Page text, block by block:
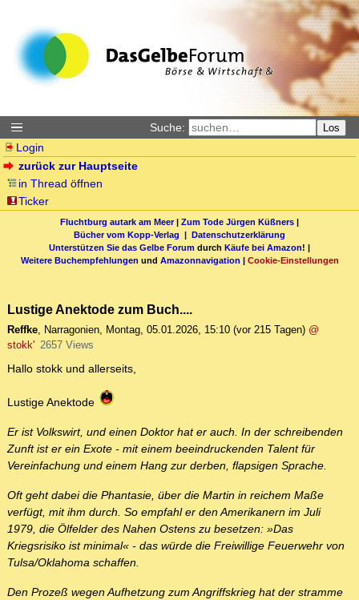
Suche: Los
Login
zurück zur Hauptseite
in Thread öffnen
Ticker
Fluchtburg autark am Meer| Zum Tode Jürgen Küßners |
Bücher vom Kopp-Verlag | Datenschutzerklärung
Unterstützen Sie das Gelbe Forum durch Käufe bei Amazon! |
Weitere Buchempfehlungen und Amazonnavigation | Cookie-Einstellungen
Lustige Anektode zum Buch....
Reffke, Narragonien, Montag, 05.01.2026, 15:10 (vor 215 Tagen) @
stokk' 2657 Views
Hallo stokk und allerseits,
Lustige Anektode
Er ist Volkswirt, und einen Doktor hat er auch. In der schreibenden
Zunft ist er ein Exote - mit einem beeindruckenden Talent für
Vereinfachung und einem Hang zur derben, flapsigen Sprache.
Oft geht dabei die Phantasie, über die Martin in reichem Maße
verfügt, mit ihm durch. So empfahl er den Amerikanern im Juli
1979, die Ölfelder des Nahen Ostens zu besetzen: »Das
Kriegsrisiko ist minimal« - das würde die Freiwillige Feuerwehr von
Tulsa/Oklahoma schaffen.
Den Prozeß wegen Aufhetzung zum Angriffskrieg hat der stramme